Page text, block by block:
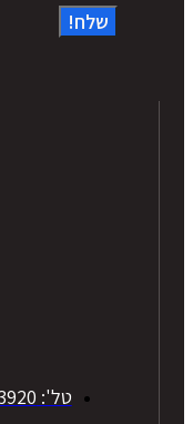
שלח!
טל': 054-5553920 | 08-6788816